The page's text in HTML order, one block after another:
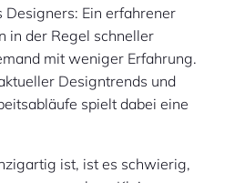
Designers: Ein erfahrener
in der Regel schneller
mit weniger Erfahrung.
Designtrends und
spielt dabei eine
ist, ist es schwierig,